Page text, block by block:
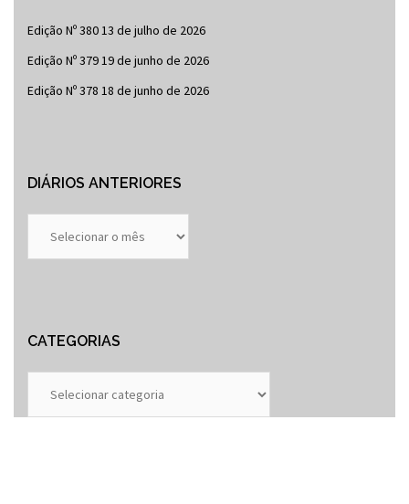
Edição Nº 38013 de julho de 2026
Edição Nº 37919 de junho de 2026
Edição Nº 378 18 de junho de 2026
DIÁRIOS ANTERIORES
Anteriores
CATEGORIAS